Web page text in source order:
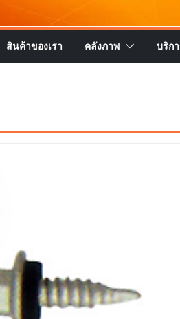
สินค้าของเรา คลังภาพ บริก